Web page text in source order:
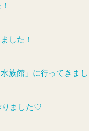
した！
族館」に行ってきま
りました♡